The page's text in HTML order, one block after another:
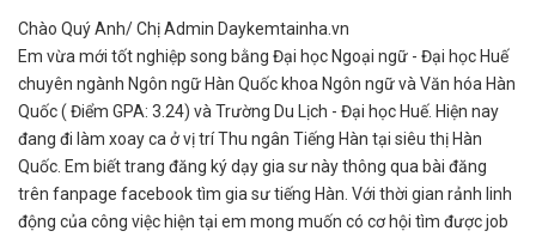
Chào Quý Anh/ Chị Admin Daykemtainha.vn
Em vừa mới tốt nghiệp song bằng Đại học Ngoại ngữ - Đại học Huế
chuyên ngành Ngôn ngữ Hàn Quốc khoa Ngôn ngữ và Văn hóa Hàn
Quốc ( Điểm GPA: 3.24) và Trường Du Lịch - Đại học Huế. Hiện nay
đang đi làm xoay ca ở vị trí Thu ngân Tiếng Hàn tại siêu thị Hàn
Quốc. Em biết trang đăng ký dạy gia sư này thông qua bài đăng
trên fanpage facebook tìm gia sư tiếng Hàn. Với thời gian rảnh linh
động của công việc hiện tại em mong muốn có cơ hội tìm được job